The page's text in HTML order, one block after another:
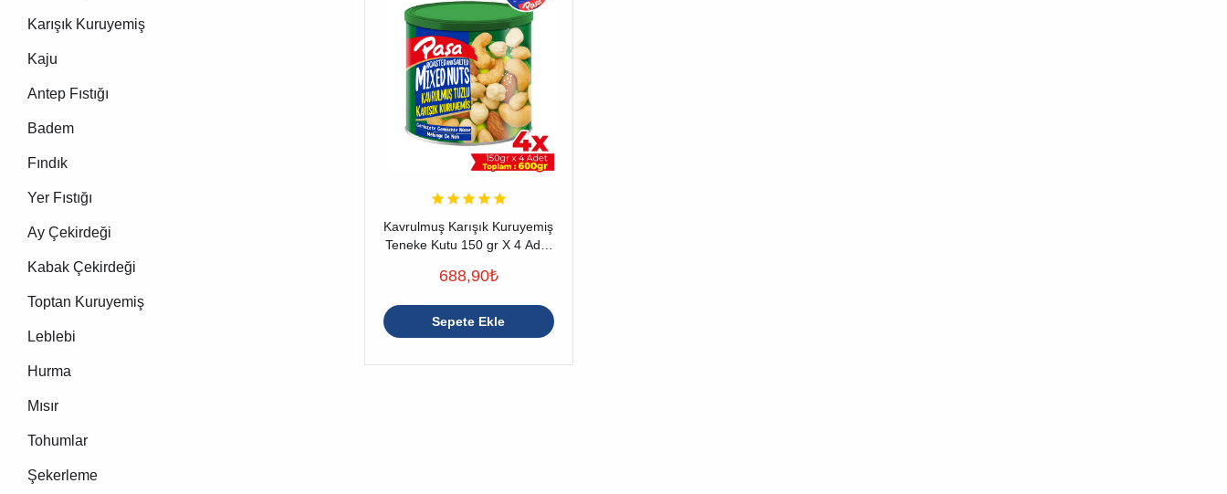
Kavrulmuş Karışık Kuruyemiş
Teneke Kutu 150 gr X 4 Adet
688,90₺
Sepete Ekle
Karışık Kuruyemiş
Kaju
Antep Fıstığı
Badem
Fındık
Yer Fıstığı
Ay Çekirdeği
Kabak Çekirdeği
Toptan Kuruyemiş
Leblebi
Hurma
Mısır
Tohumlar
Şekerleme